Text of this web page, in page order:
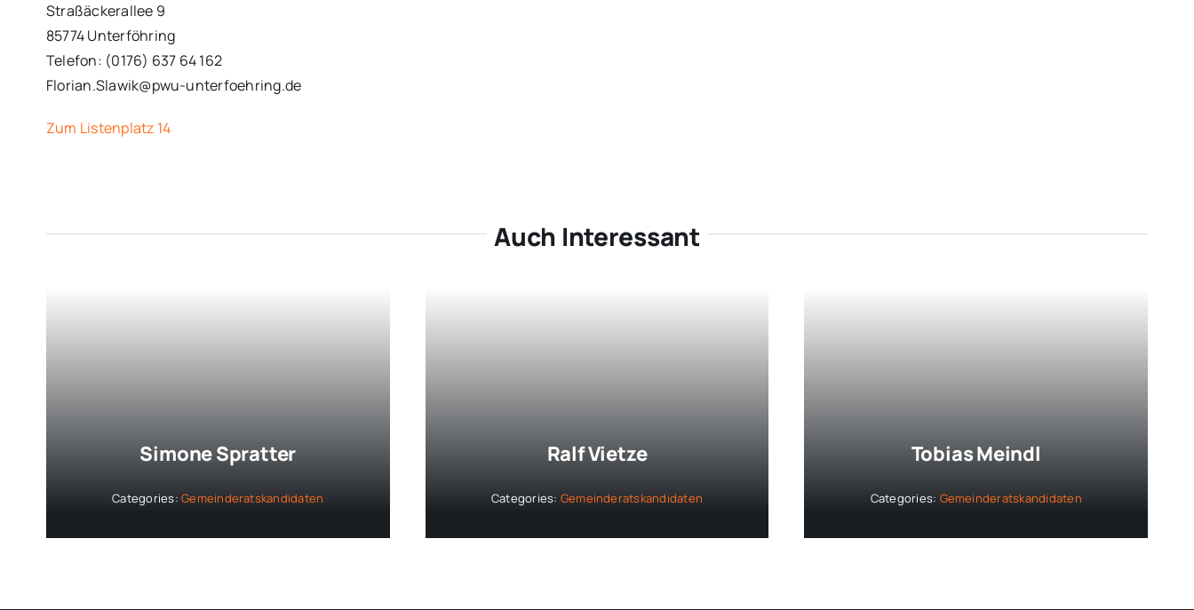
Straßäckerallee 9
85774 Unterföhring
Telefon: (0176) 637 64 162
Florian.Slawik@pwu-unterfoehring.de
Zum Listenplatz 14
Auch Interessant
Simone Spratter
Categories:Gemeinderatskandidaten
Ralf Vietze
Categories: Gemeinderatskandidaten
Tobias Meindl
Categories: Gemeinderatskandidaten